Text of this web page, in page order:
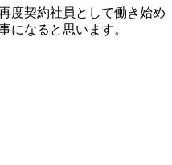
度契約社員として働き始め
になると思います。